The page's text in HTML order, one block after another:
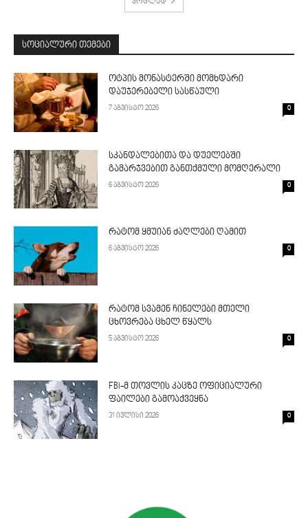
ვრცლად
ᲡᲝᲪᲘᲐᲚᲣᲠᲘ ᲗᲔᲛᲔᲑᲘ
ოტპის მონასტერში მომხდარი
დაუჯერებელი სასწაული
7 აგვისტო 2026 0
სკანდალებითა და დუელებში
გამარჯვებით განთქმული მომღერალი
6 აგვისტო 2026 0
რატომ ყმუიან ძაღლები ღამით
6 აგვისტო 2026 0
რატომ სვამენ ჩინელები მთელი
ცხოვრება ცხელ წყალს
5 აგვისტო 2026 0
FBI-მ თოვლის კაცზე ოფიციალური
ფაილები გამოაქვეყნა
31 ივლისი 2026 0